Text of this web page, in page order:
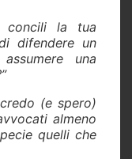
concili la tua
difendere un
una
(e spero)
almeno
quelli che